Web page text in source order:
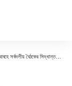
কেন্দ্রের, ঐক্যের বার্তা কংগ্রেসের!